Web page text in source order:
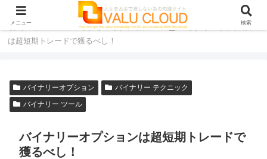
ホーム バイナリーオプション
バイナリーオプション
は超短期トレードで獲るべし！
バイナリーオプション
バイナリー テクニック
バイナリー ツール
バイナリーオプションは超短期トレードで
獲るべし！
メニュー 検索